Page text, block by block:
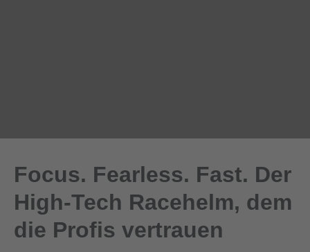
Focus. Fearless. Fast. Der
High-Tech Racehelm, dem
die Profis vertrauen